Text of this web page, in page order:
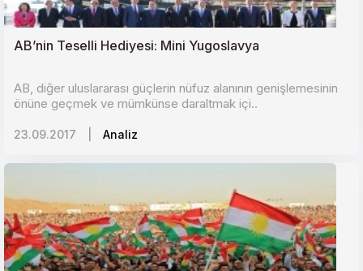
AB’nin Teselli Hediyesi: Mini Yugoslavya
AB, diğer uluslararası güçlerin nüfuz alanının genişlemesinin
önüne geçmek ve mümkünse daraltmak içi..
23.09.2017 Analiz